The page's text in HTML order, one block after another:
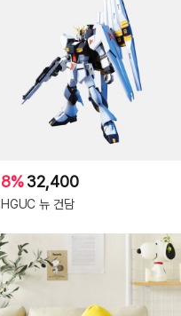
8%32,400
HGUC 뉴 건담